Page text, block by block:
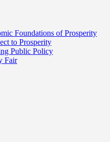
Foundations of Prosperity
to Prosperity
Public Policy
Fair